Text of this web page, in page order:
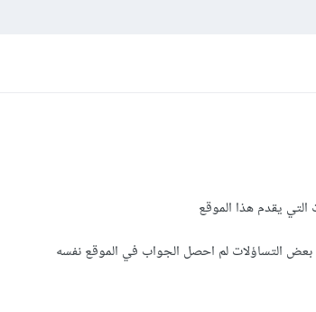
يقدم هذا الموقع
التساؤلات لم احصل الجواب في الموقع نفسه